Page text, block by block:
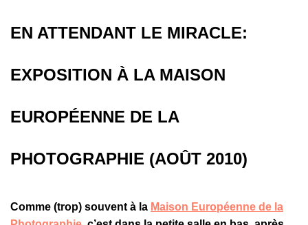
EN ATTENDANT LE MIRACLE:
EXPOSITION À LA MAISON
EUROPÉENNE DE LA
PHOTOGRAPHIE (AOÛT 2010)
Comme (trop) souvent à la Maison Européenne de la